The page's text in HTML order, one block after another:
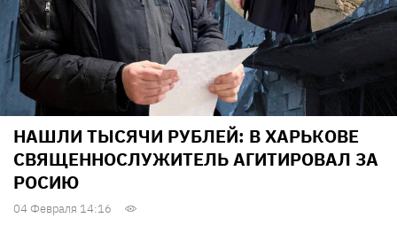
НАШЛИ ТЫСЯЧИ РУБЛЕЙ: В ХАРЬКОВЕ
СВЯЩЕННОСЛУЖИТЕЛЬ АГИТИРОВАЛ ЗА
РОСИЮ
04 Февраля 14:16